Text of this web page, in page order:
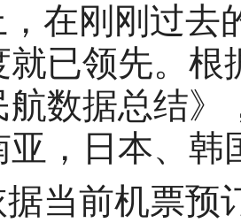
在刚刚过去
就已领先。根
航数据总结
亚，日本、韩
当前机票预